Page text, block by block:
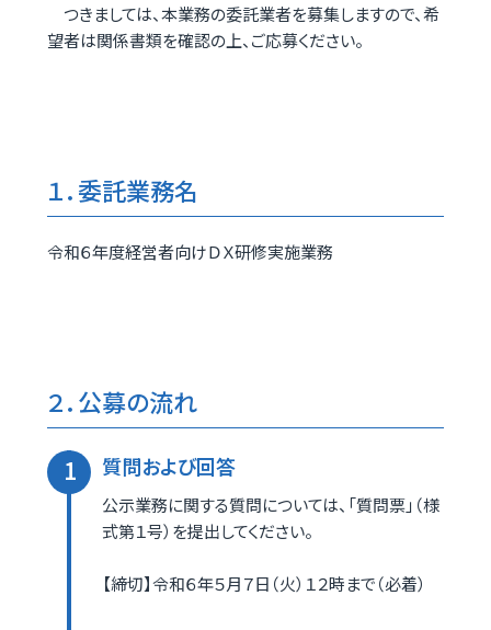
つきましては、本業務の委託業者を募集しますので、希
望者は関係書類を確認の上、ご応募ください。
１．委託業務名
令和６年度経営者向けＤＸ研修実施業務
２．公募の流れ
質問および回答
公示業務に関する質問については、「質問票」（様
式第１号）を提出してください。
【締切】令和６年５月７日（火）１２時まで（必着）